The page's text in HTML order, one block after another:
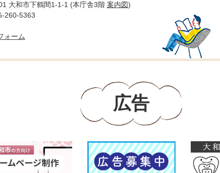
大和市下鶴間1-1-1 (本庁舎3階 案内図)
260-5363
ォーム
広告